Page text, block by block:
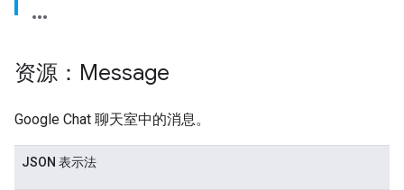
资源：Message
Google Chat 聊天室中的消息。
JSON 表示法